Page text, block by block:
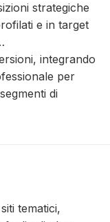
strategiche
e in target
integrando
per
di
tematici,